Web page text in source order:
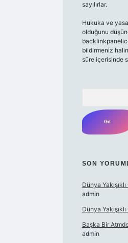
sayılırlar.
Hukuka ve
olduğunu
bildirmeniz
süre içerisinde
SON
Dünya
admin
Dünya
Başka Bir
admin